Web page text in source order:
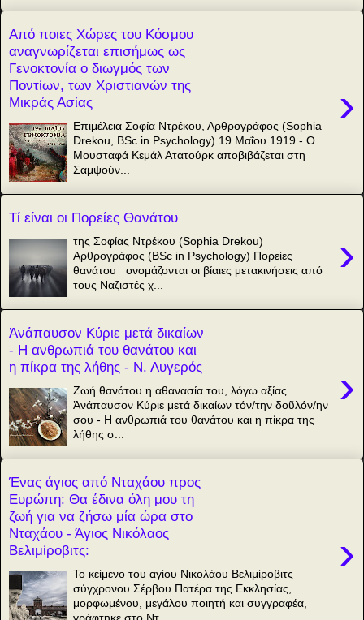
Από ποιες Χώρες του Κόσμου
αναγνωρίζεται επισήμως ως
Γενοκτονία ο διωγμός των
Ποντίων, των Χριστιανών της
Μικράς Ασίας
›
Επιμέλεια Σοφία Ντρέκου, Αρθρογράφος (Sophia
Drekou, BSc in Psychology) 19 Μαΐου 1919 - Ο
Μουσταφά Κεμάλ Ατατούρκ αποβιβάζεται στη
Σαμψούν...
Τί είναι οι Πορείες Θανάτου
›
της Σοφίας Ντρέκου (Sophia Drekou)
Αρθρογράφος (BSc in Psychology) Πορείες
θανάτου ονομάζονται οι βίαιες μετακινήσεις από
τους Ναζιστές χ...
Ἀνάπαυσον Κύριε μετά δικαίων
- Η ανθρωπιά του θανάτου και
η πίκρα της λήθης - Ν. Λυγερός
›
Ζωή θανάτου η αθανασία του, λόγω αξίας.
Ἀνάπαυσον Κύριε μετά δικαίων τόν/την δοῦλόν/ην
σου - Η ανθρωπιά του θανάτου και η πίκρα της
λήθης σ...
Ένας άγιος από Νταχάου προς
Ευρώπη: Θα έδινα όλη μου τη
ζωή για να ζήσω μία ώρα στο
Νταχάου - Άγιος Νικόλαος
Βελιμίροβιτς:
›
Το κείμενο του αγίου Νικολάου Βελιμίροβιτς
σύγχρονου Σέρβου Πατέρα της Εκκλησίας,
μορφωμένου, μεγάλου ποιητή και συγγραφέα,
γράφτηκε στο Ντ...